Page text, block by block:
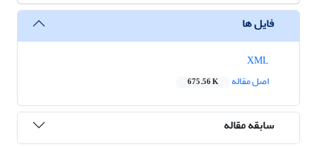
فایل ها
اصل مقاله
675.56 K
سابقه مقاله